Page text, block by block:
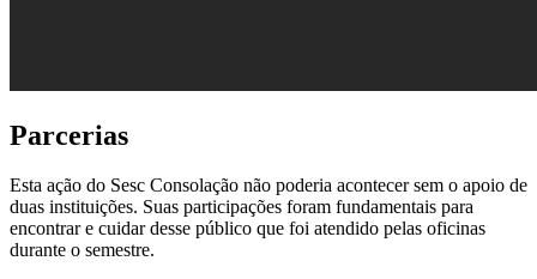
Parcerias
Esta ação do Sesc Consolação não poderia acontecer sem o apoio de
duas instituições. Suas participações foram fundamentais para
encontrar e cuidar desse público que foi atendido pelas oficinas
durante o semestre.